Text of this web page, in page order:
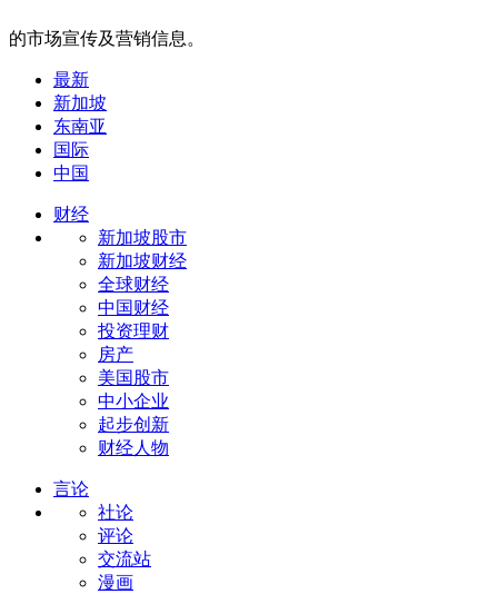
的市场宣传及营销信息。
最新
新加坡
东南亚
国际
中国
财经
新加坡股市
新加坡财经
全球财经
中国财经
投资理财
房产
美国股市
中小企业
起步创新
财经人物
言论
社论
评论
交流站
漫画